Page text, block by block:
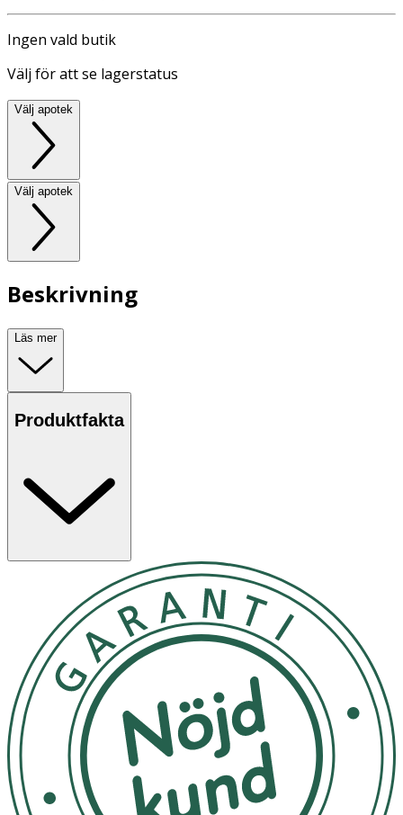
Ingen vald butik
Välj för att se lagerstatus
Välj apotek
Välj apotek
Beskrivning
Läs mer
Produktfakta